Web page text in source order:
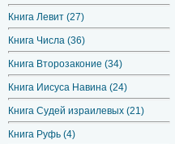
Книга Левит (27)
Книга Числа (36)
Книга Второзаконие (34)
Книга Иисуса Навина (24)
Книга Судей израилевых (21)
Книга Руфь (4)